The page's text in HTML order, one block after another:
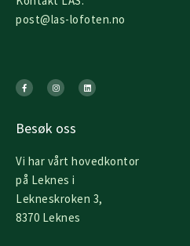
post@las-lofoten.no
c
e
b
-
s
t
a
m
n
k
e
Besøk oss
Vi har vårt hovedkontor
på Leknes i
Lekneskroken 3,
8370 Leknes